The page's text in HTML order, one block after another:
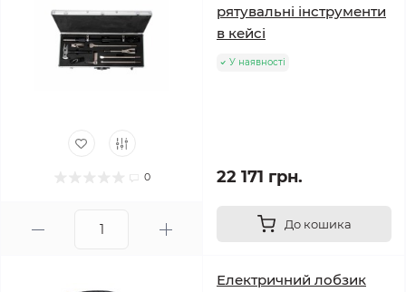
0
рятувальні інструменти
в кейсі
У наявності
22 171 грн.
До кошика
Електричний лобзик